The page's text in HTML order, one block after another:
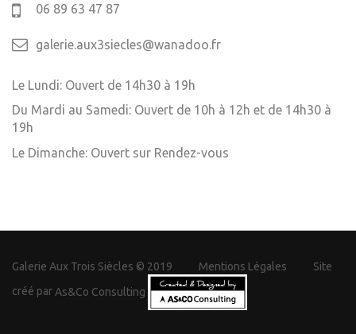
06 89 63 47 87
galerie.aux3siecles@wanadoo.fr
Le Lundi: Ouvert de 14h30 à 19h
Du Mardi au Samedi: Ouvert de 10h à 12h et de 14h30 à
19h
Le Dimanche: Ouvert sur Rendez-vous
Galerie Aux Trois Siècles © 2019 Mentions Légales
Site
créé par As&Co Consulting